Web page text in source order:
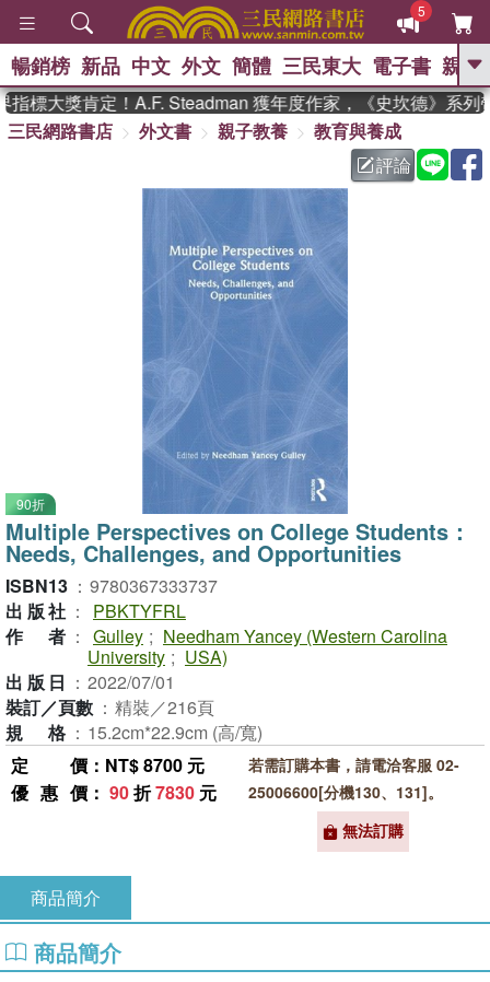
5
GO
熱搜： 東野圭吾 、 高希均教授回憶錄
父親節 、 如果歷
暑期推薦 、 國際布克
獎 臺灣漫遊錄
、 方念華
、 數學女孩：黎曼猜想
偉大的迷走神經
暢銷榜 新品 中文 外文 簡體 三民東大 電子書 親子
標大獎肯定！A.F. Steadman 獲年度作家，《史坎德》系列
三民網路書店
外文書 親子教養
教育與養成
評論
90折
Multiple Perspectives on College Students：
Needs, Challenges, and Opportunities
ISBN13 ： 9780367333737
出版社 ：
PBKTYFRL
作者 ： Gulley ; Needham Yancey (Western Carolina
University ; USA)
出版日 ： 2022/07/01
裝訂／頁數 ： 精裝／216頁
規格 ： 15.2cm*22.9cm (高/寬)
定價 ：NT$ 8700 元
優惠價 ： 90折7830 元
若需訂購本書，請電洽客服 02-
25006600[分機130、131]。
無法訂購
商品簡介
商品簡介